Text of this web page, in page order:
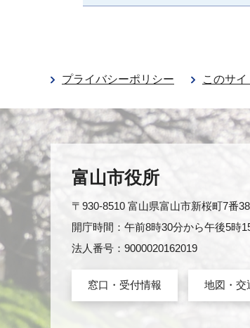
プライバシーポリシー このサ
富山市役所
〒930-8510 富山県富山市新桜町7番
開庁時間：午前8時30分から午後5時
法人番号：9000020162019
窓口・受付情報 地図・交